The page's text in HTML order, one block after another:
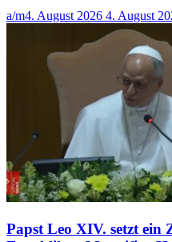
a/m4. August 2026 4. August
Papst Leo XIV. setzt ein